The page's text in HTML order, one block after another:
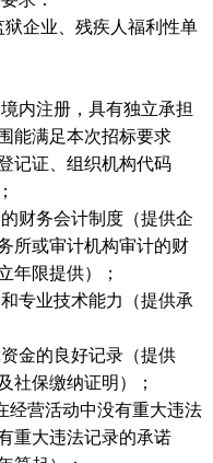
企业、残疾人福利性单
内注册，具有独立承担
能满足本次招标要求
记证、组织机构代码
财务会计制度（提供企
所或审计机构审计的财
年限提供）；
专业技术能力（提供承
金的良好记录（提供
社保缴纳证明）；
经营活动中没有重大违法
重大违法记录的承诺